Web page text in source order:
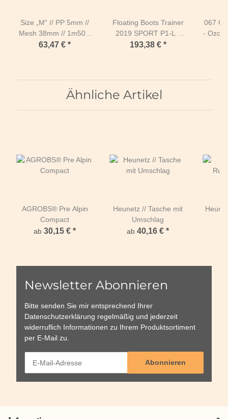
Size „M“ // PP 5mm //
Mesh 38mm // 1m50 x
1m00 // Opening long
63,47 € *
Floating Boots Trainer
2019 SPORT P1-L -
Paar mit zwei Schuhen
193,38 € *
067
-
Ähnliche Artikel
AGROBS® Pre Alpin
Compact
ab 30,15 € *
Heunetz // Tasche mit
Umschlag
ab 40,16 € *
Newsletter Abonnieren
Bitte senden Sie mir entsprechend Ihrer
Datenschutzerklärung regelmäßig und jederzeit
widerruflich Informationen zu Ihrem Produktsortiment
per E-Mail zu.
Abonnieren